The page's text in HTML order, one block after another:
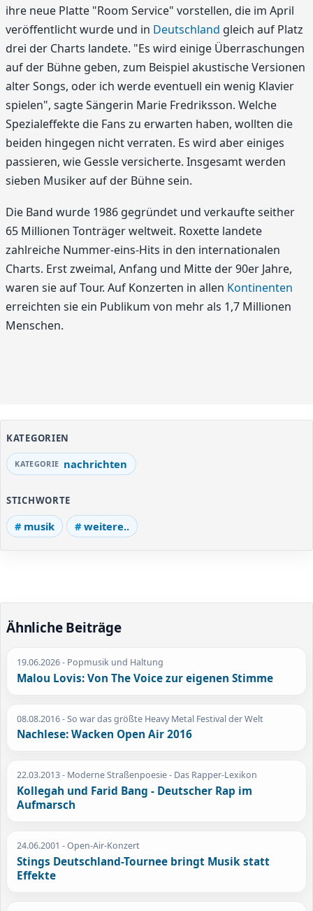
ihre neue Platte "Room Service" vorstellen, die im April
veröffentlicht wurde und in Deutschland gleich auf Platz
drei der Charts landete. "Es wird einige Überraschungen
auf der Bühne geben, zum Beispiel akustische Versionen
alter Songs, oder ich werde eventuell ein wenig Klavier
spielen", sagte Sängerin Marie Fredriksson. Welche
Spezialeffekte die Fans zu erwarten haben, wollten die
beiden hingegen nicht verraten. Es wird aber einiges
passieren, wie Gessle versicherte. Insgesamt werden
sieben Musiker auf der Bühne sein.
Die Band wurde 1986 gegründet und verkaufte seither
65 Millionen Tonträger weltweit. Roxette landete
zahlreiche Nummer-eins-Hits in den internationalen
Charts. Erst zweimal, Anfang und Mitte der 90er Jahre,
waren sie auf Tour. Auf Konzerten in allen Kontinenten
erreichten sie ein Publikum von mehr als 1,7 Millionen
Menschen.
KATEGORIEN
nachrichten
STICHWORTE
musik weitere..
Ähnliche Beiträge
19.06.2026- Popmusik und Haltung
Malou Lovis: Von The Voice zur eigenen Stimme
08.08.2016- So war das größte Heavy Metal Festival der Welt
Nachlese: Wacken Open Air 2016
22.03.2013- Moderne Straßenpoesie - Das Rapper-Lexikon
Kollegah und Farid Bang - Deutscher Rap im
Aufmarsch
24.06.2001 - Open-Air-Konzert
Stings Deutschland-Tournee bringt Musik statt
Effekte